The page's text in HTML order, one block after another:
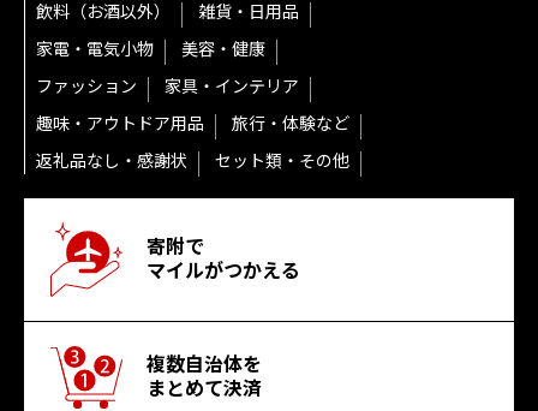
飲料（お酒以外）
雑貨・日用品
家電・電気小物
美容・健康
ファッション
家具・インテリア
趣味・アウトドア用品
旅行・体験など
返礼品なし・感謝状
セット類・その他
寄附で
マイルがつかえる
複数自治体を
まとめて決済